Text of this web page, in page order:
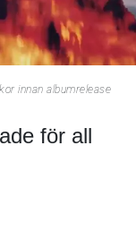
innan albumrelease
för all